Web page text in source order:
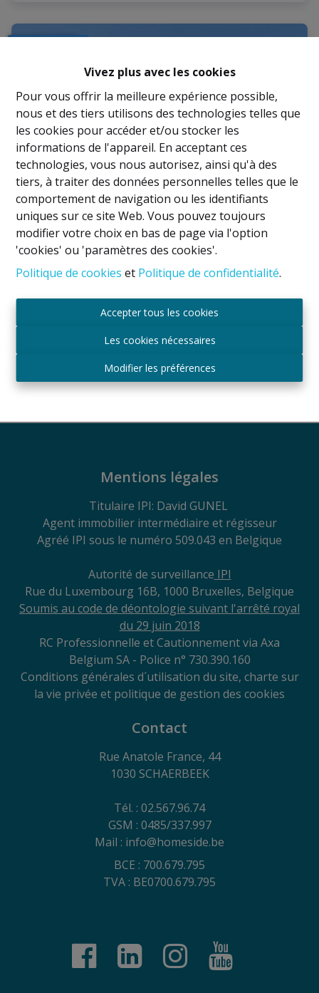
Vivez plus avec les cookies
Pour vous offrir la meilleure expérience possible,
nous et des tiers utilisons des technologies telles que
les cookies pour accéder et/ou stocker les
informations de l'appareil. En acceptant ces
technologies, vous nous autorisez, ainsi qu'à des
tiers, à traiter des données personnelles telles que le
comportement de navigation ou les identifiants
uniques sur ce site Web. Vous pouvez toujours
modifier votre choix en bas de page via l'option
'cookies' ou 'paramètres des cookies'.
Politique de cookies et Politique de confidentialité.
Accepter tous les cookies
Les cookies nécessaires
Modifier les préférences
Quartier Oud Kapelleke - Studio 45m² +
Terrasse !!
1 45 m²
Mentions légales
Titulaire IPI: David GUNEL
Agent immobilier intermédiaire et régisseur
Agréé IPI sous le numéro 509.043 en Belgique
Autorité de surveillance IPI
Rue du Luxembourg 16B, 1000 Bruxelles, Belgique
Soumis au code de déontologie suivant l'arrêté royal
du 29 juin 2018
RC Professionnelle et Cautionnement via Axa
Belgium SA - Police n° 730.390.160
Conditions générales d´utilisation du site, charte sur
la vie privée et politique de gestion des cookies
Contact
Rue Anatole France, 44
1030 SCHAERBEEK
Tél. : 02.567.96.74
GSM : 0485/337.997
Mail : info@homeside.be
BCE : 700.679.795
TVA : BE0700.679.795